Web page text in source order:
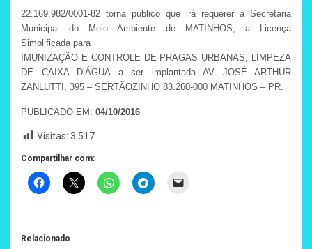
22.169.982/0001-82 torna público que irá requerer à Secretaria
Municipal do Meio Ambiente de MATINHOS, a Licença
Simplificada para
IMUNIZAÇÃO E CONTROLE DE PRAGAS URBANAS; LIMPEZA
DE CAIXA D’ÁGUA a ser implantada AV JOSÉ ARTHUR
ZANLUTTI, 395 – SERTÃOZINHO 83.260-000 MATINHOS – PR.
PUBLICADO EM: 04/10/2016
Visitas: 3.517
Compartilhar com:
Relacionado